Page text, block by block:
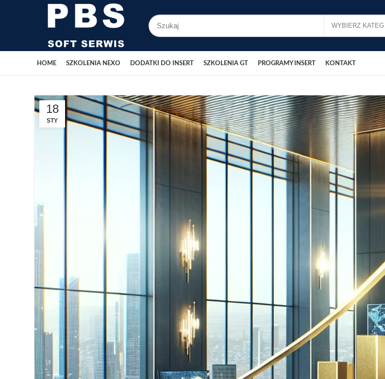
HOME SZKOLENIA NEXO DODATKI DO INSERT SZKOLENIA GT PROGRAMY INSERT KONTAKT
18
STY